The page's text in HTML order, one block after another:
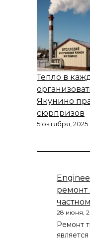
Тепло в
Якунино
сюрпризов
5 октября, 2025
ремонт
28 июня,
Ремонт